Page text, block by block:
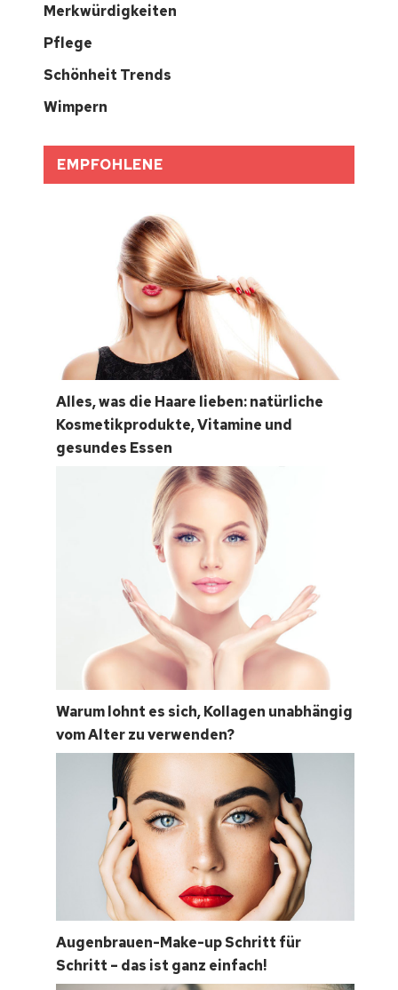
Merkwürdigkeiten
Pflege
Schönheit Trends
Wimpern
EMPFOHLENE
Alles, was die Haare lieben: natürliche
Kosmetikprodukte, Vitamine und
gesundes Essen
Warum lohnt es sich, Kollagen unabhängig
vom Alter zu verwenden?
Augenbrauen-Make-up Schritt für
Schritt – das ist ganz einfach!